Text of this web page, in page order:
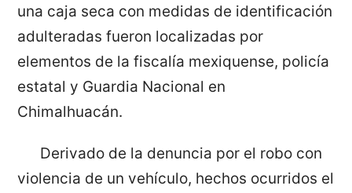
una caja seca con medidas de identificación
adulteradas fueron localizadas por
elementos de la fiscalía mexiquense, policía
estatal y Guardia Nacional en
Chimalhuacán.
Derivado de la denuncia por el robo con
violencia de un vehículo, hechos ocurridos el